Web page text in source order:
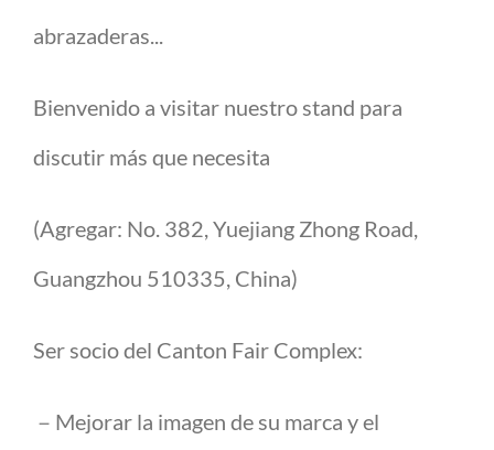
abrazaderas...
Bienvenido a visitar nuestro stand para
discutir más que necesita
(Agregar: No. 382, Yuejiang Zhong Road,
Guangzhou 510335, China)
Ser socio del Canton Fair Complex:
－Mejorar la imagen de su marca y el